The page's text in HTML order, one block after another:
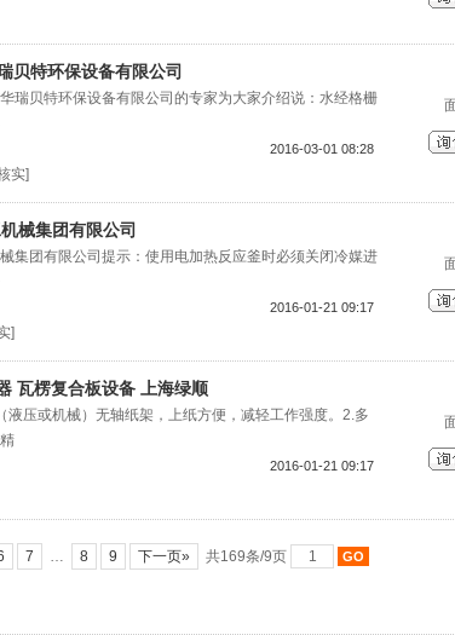
贝特环保设备有限公司
贝特环保设备有限公司的专家为大家介绍说：水经格栅
2016-03-01 08:28
实]
械集团有限公司
团有限公司提示：使用电加热反应釜时必须关闭冷媒进
2016-01-21 09:17
]
瓦楞复合板设备 上海绿顺
液压或机械）无轴纸架，上纸方便，减轻工作强度。2.多
2016-01-21 09:17
7 … 8 9 下一页» 共169条/9页